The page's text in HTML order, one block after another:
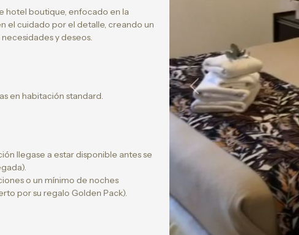
hotel boutique, enfocado en la
el cuidado por el detalle, creando un
y deseos.
en habitación standard.
llegase a estar disponible antes se
o un mínimo de noches
por su regalo Golden Pack).
Previous